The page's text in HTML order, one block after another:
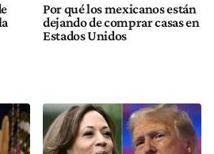
Por qué los mexicanos están
dejando de comprar casas en
Estados Unidos